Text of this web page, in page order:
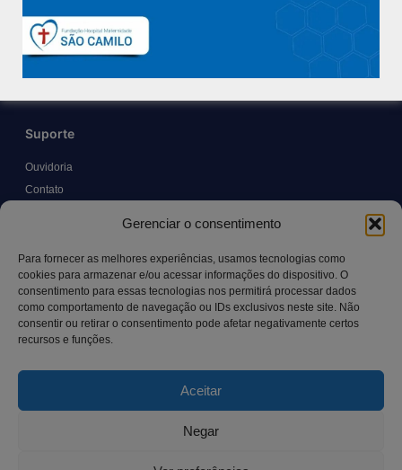
Gerenciar o consentimento
Para fornecer as melhores experiências, usamos tecnologias como
cookies para armazenar e/ou acessar informações do dispositivo. O
consentimento para essas tecnologias nos permitirá processar dados
como comportamento de navegação ou IDs exclusivos neste site. Não
consentir ou retirar o consentimento pode afetar negativamente certos
recursos e funções.
Aceitar
Negar
Políticas e Normas
Trabalhe Conosco
Suporte
Ouvidoria
Contato
Canal LGPD e Segurança da Informação
Contato